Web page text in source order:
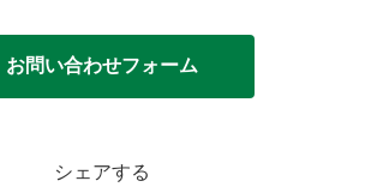
お問い合わせフォーム
シェアする